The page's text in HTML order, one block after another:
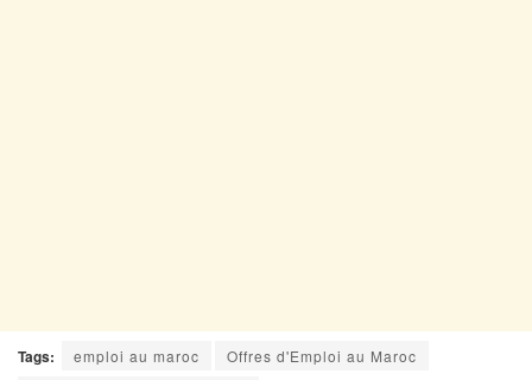
Tags: emploi au maroc
Offres d'Emploi au Maroc